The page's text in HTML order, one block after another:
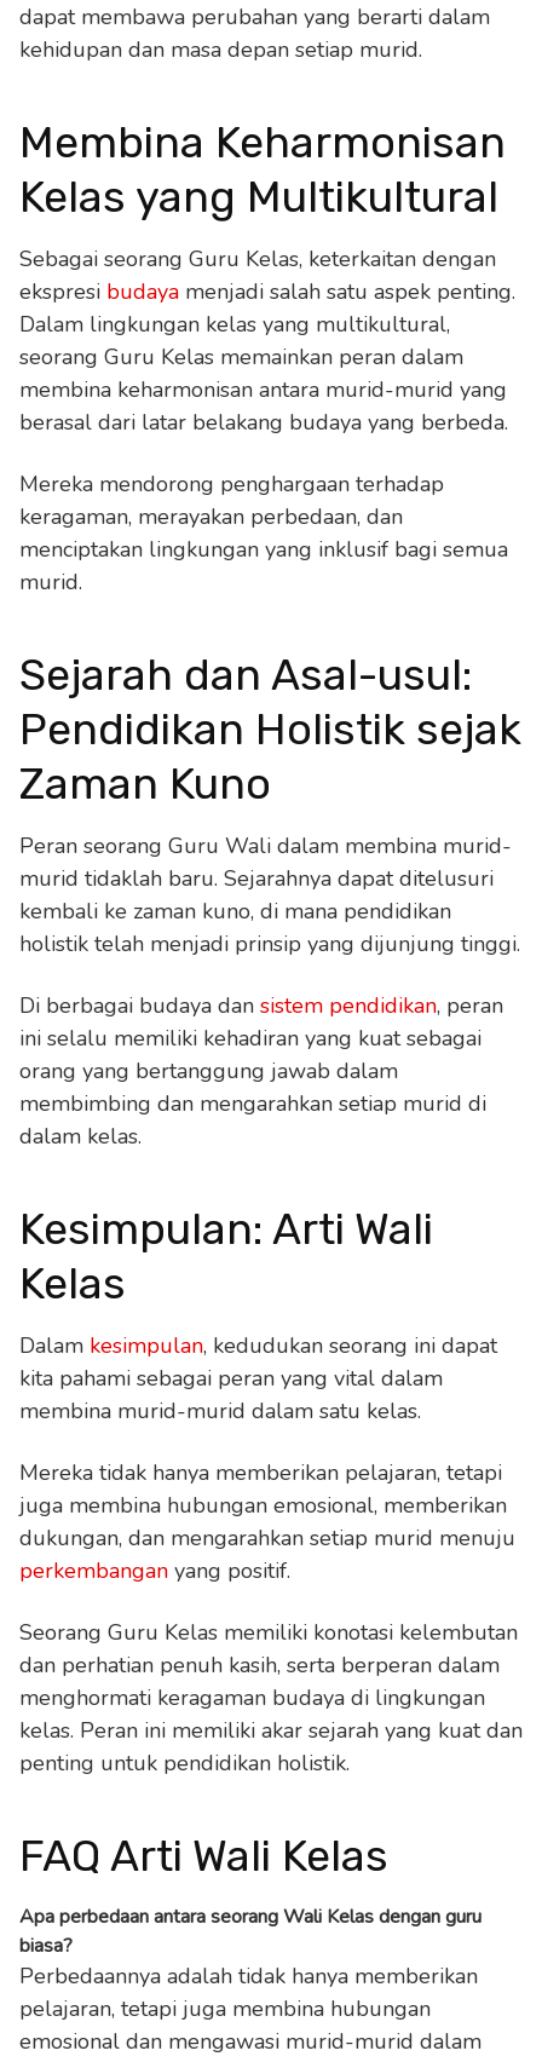
dapat membawa perubahan yang berarti dalam
kehidupan dan masa depan setiap murid.
Membina Keharmonisan
Kelas yang Multikultural
Sebagai seorang Guru Kelas, keterkaitan dengan
ekspresi budaya menjadi salah satu aspek penting.
Dalam lingkungan kelas yang multikultural,
seorang Guru Kelas memainkan peran dalam
membina keharmonisan antara murid-murid yang
berasal dari latar belakang budaya yang berbeda.
Mereka mendorong penghargaan terhadap
keragaman, merayakan perbedaan, dan
menciptakan lingkungan yang inklusif bagi semua
murid.
Sejarah dan Asal-usul:
Pendidikan Holistik sejak
Zaman Kuno
Peran seorang Guru Wali dalam membina murid-
murid tidaklah baru. Sejarahnya dapat ditelusuri
kembali ke zaman kuno, di mana pendidikan
holistik telah menjadi prinsip yang dijunjung tinggi.
Di berbagai budaya dan sistem pendidikan, peran
ini selalu memiliki kehadiran yang kuat sebagai
orang yang bertanggung jawab dalam
membimbing dan mengarahkan setiap murid di
dalam kelas.
Kesimpulan: Arti Wali
Kelas
Dalam kesimpulan, kedudukan seorang ini dapat
kita pahami sebagai peran yang vital dalam
membina murid-murid dalam satu kelas.
Mereka tidak hanya memberikan pelajaran, tetapi
juga membina hubungan emosional, memberikan
dukungan, dan mengarahkan setiap murid menuju
perkembangan yang positif.
Seorang Guru Kelas memiliki konotasi kelembutan
dan perhatian penuh kasih, serta berperan dalam
menghormati keragaman budaya di lingkungan
kelas. Peran ini memiliki akar sejarah yang kuat dan
penting untuk pendidikan holistik.
FAQ Arti Wali Kelas
Apa perbedaan antara seorang Wali Kelas dengan guru
biasa?
Perbedaannya adalah tidak hanya memberikan
pelajaran, tetapi juga membina hubungan
emosional dan mengawasi murid-murid dalam